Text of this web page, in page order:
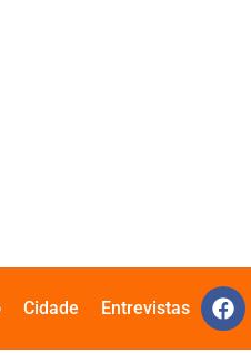
Cidade Entrevistas